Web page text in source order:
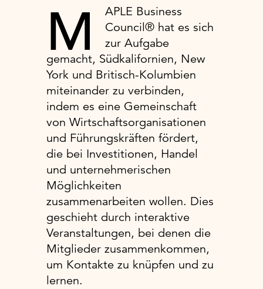
M
APLE Business
Council® hat es sich
zur Aufgabe
gemacht, Südkalifornien, New
York und Britisch-Kolumbien
miteinander zu verbinden,
indem es eine Gemeinschaft
von Wirtschaftsorganisationen
und Führungskräften fördert,
die bei Investitionen, Handel
und unternehmerischen
Möglichkeiten
zusammenarbeiten wollen. Dies
geschieht durch interaktive
Veranstaltungen, bei denen die
Mitglieder zusammenkommen,
um Kontakte zu knüpfen und zu
lernen.